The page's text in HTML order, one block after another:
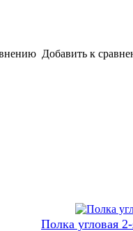
Добавить к
Полка угловая